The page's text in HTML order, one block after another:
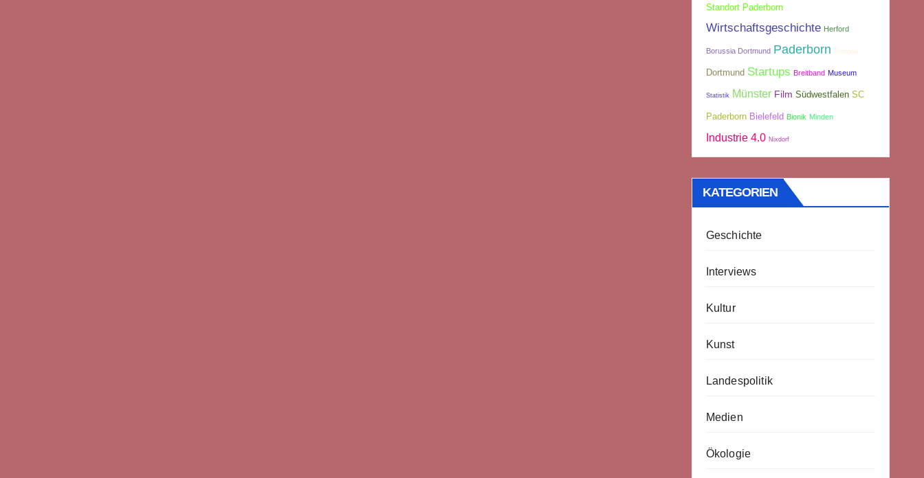
Standort Paderborn
Wirtschaftsgeschichte Herford
Borussia Dortmund Paderborn Photonik
Dortmund Startups Breitband Museum
Statistik Münster Film Südwestfalen SC
Paderborn Bielefeld Bionik Minden
Industrie 4.0 Nixdorf
KATEGORIEN
Geschichte
Interviews
Kultur
Kunst
Landespolitik
Medien
Ökologie